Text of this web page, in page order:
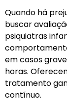
Quando há
buscar
psiquiatras
em casos
horas.
tratamento
contínuo.